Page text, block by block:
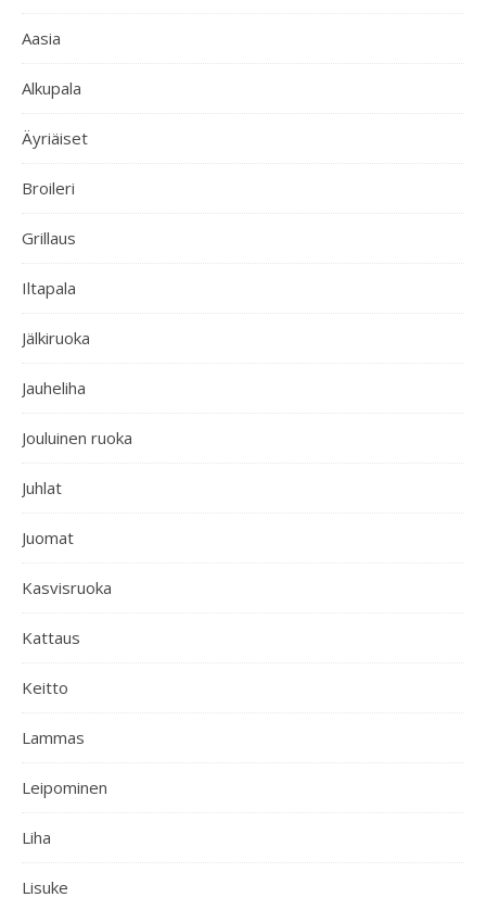
Aasia
Alkupala
Äyriäiset
Broileri
Grillaus
Iltapala
Jälkiruoka
Jauheliha
Jouluinen ruoka
Juhlat
Juomat
Kasvisruoka
Kattaus
Keitto
Lammas
Leipominen
Liha
Lisuke